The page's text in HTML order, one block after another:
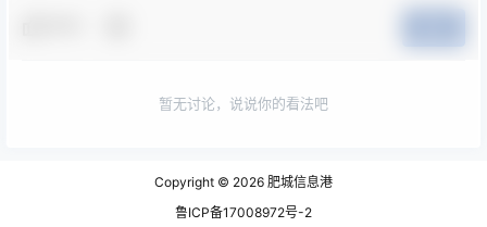
暂无讨论，说说你的看法吧
Copyright © 2026 肥城信息港
鲁ICP备17008972号-2